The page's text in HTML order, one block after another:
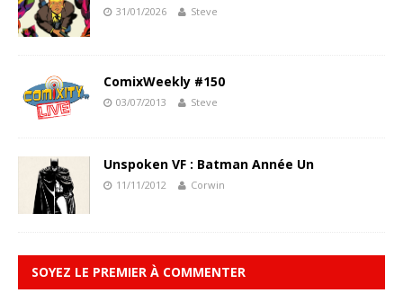
31/01/2026 Steve
ComixWeekly #150
03/07/2013 Steve
Unspoken VF : Batman Année Un
11/11/2012 Corwin
SOYEZ LE PREMIER À COMMENTER